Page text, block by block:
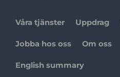
Våra tjänster Uppdrag
Jobba hos oss Om oss
English summary